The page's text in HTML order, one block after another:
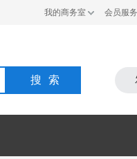
我的商务室 会员服务
搜索